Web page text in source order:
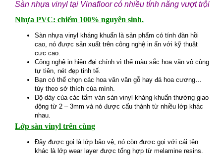
Sàn nhựa vinyl tại Vinafloor có nhiều tính năng vượt trội
Nhựa PVC: chiếm 100% nguyên sinh.
Sàn nhựa vinyl kháng khuẩn là sản phẩm có tính đàn hồi
cao, nó được sản xuất trên công nghệ in ấn với kỹ thuật
cực cao.
Công nghệ in hiện đại chính vì thế màu sắc hoa văn vô cùng
tự tiên, nét đẹp tinh tế.
Bạn có thể chọn các hoa văn vân gỗ hay đá hoa cương…
tùy theo sở thích của mình.
Độ dày của các tấm ván sàn vinyl kháng khuẩn thường giao
động từ 2 – 3mm và nó được cấu thành từ nhiều lớp khác
nhau.
Lớp sàn vinyl trên cùng
Đây được gọi là lớp bảo vệ, nó còn được gọi với cái tên
khác là lớp wear layer được tổng hợp từ melamine resins.